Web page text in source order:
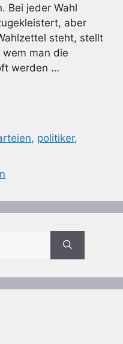
Bei jeder Wahl
aber
steht, stellt
wem man die
werden …
, politiker,